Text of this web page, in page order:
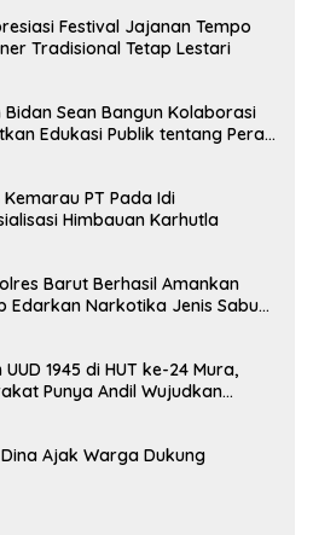
Festival Jajanan Tempo
Tradisional Tetap Lestari
Bidan Sean Bangun Kolaborasi
Edukasi Publik tentang Peran
PT Pada Idi
Himbauan Karhutla
Barut Berhasil Amankan
Edarkan Narkotika Jenis Sabu
1945 di HUT ke-24 Mura,
Andil Wujudkan
Ajak Warga Dukung